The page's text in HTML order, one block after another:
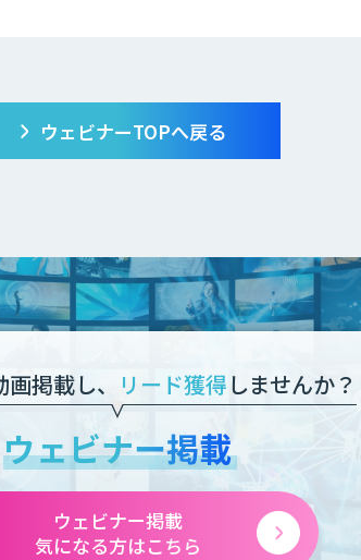
ウェビナーTOPへ戻る
掲載し、 リード獲得しませんか？
ウェビナー掲載
ウェビナー掲載
気になる方はこちら